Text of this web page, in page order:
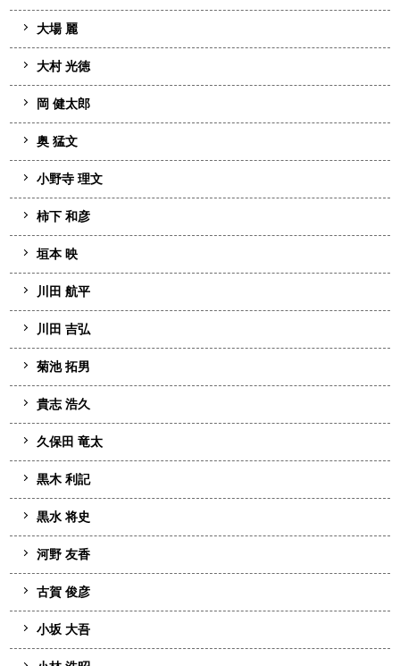
大場 麗
大村 光徳
岡 健太郎
奥 猛文
小野寺 理文
柿下 和彦
垣本 映
川田 航平
川田 吉弘
菊池 拓男
貴志 浩久
久保田 竜太
黒木 利記
黒水 将史
河野 友香
古賀 俊彦
小坂 大吾